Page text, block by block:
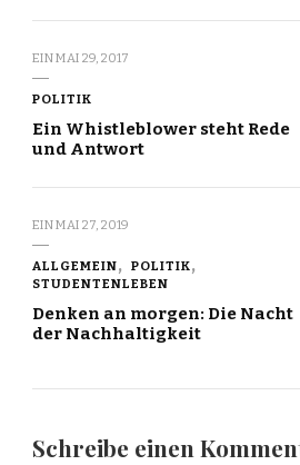
EINMAI 29, 2017
POLITIK
Ein Whistleblower steht Rede
und Antwort
EINMAI 27, 2019
ALLGEMEIN
POLITIK
STUDENTENLEBEN
Denken an morgen: Die Nacht
der Nachhaltigkeit
Schreibe einen